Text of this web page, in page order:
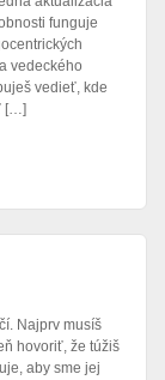
funguje
vedeckého
vedieť, kde
[…]
Najprv musíš
hovoriť, že túžiš
aby sme jej